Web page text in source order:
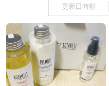
更新日時順